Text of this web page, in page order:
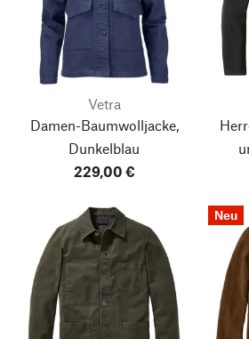
Vetra
Damen-Baumwolljacke,
Dunkelblau
229,00 €
Neu